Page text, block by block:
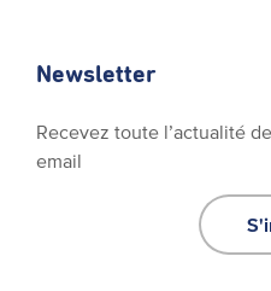
Newsletter
Recevez toute l’actualité
email